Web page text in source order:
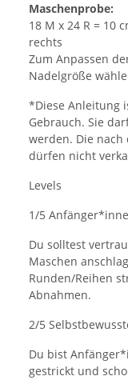
Maschenprobe:
18 M x 24 R = 10
rechts
Zum Anpassen
Nadelgröße
*Diese Anleitung
Gebrauch. Sie
werden. Die nach
dürfen nicht
Levels
1/5
Du solltest
Maschen
Runden/Reihen
Abnahmen.
2/5
Du bist
gestrickt und